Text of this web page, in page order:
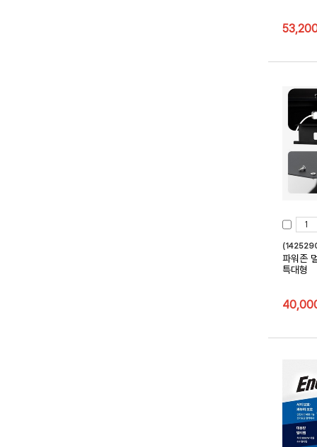
파워존
특대형